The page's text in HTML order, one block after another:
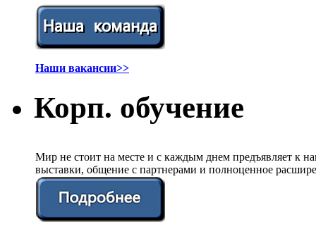
Наши вакансии>>
Корп. обучение
Мир не стоит на месте и с каждым днем предъявляет к
выставки, общение с партнерами и полноценное